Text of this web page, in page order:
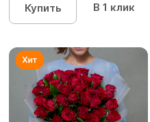
Купить В 1 клик